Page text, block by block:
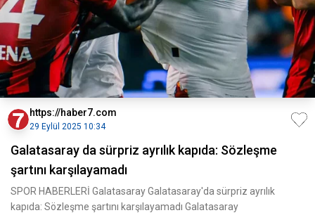
https://haber7.com
29 Eylül 2025 10:34
Galatasaray da sürpriz ayrılık kapıda: Sözleşme
şartını karşılayamadı
SPOR HABERLERİ Galatasaray Galatasaray'da sürpriz ayrılık
kapıda: Sözleşme şartını karşılayamadı Galatasaray